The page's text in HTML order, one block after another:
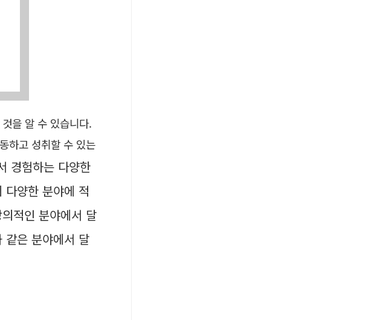
을 알 수 있습니다.
하고 성취할 수 있는
경험하는 다양한
양한 분야에 적
적인 분야에서 달
같은 분야에서 달